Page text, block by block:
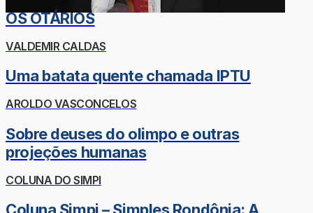
OS OTÁRIOS
VALDEMIR CALDAS
Uma batata quente chamada IPTU
AROLDO VASCONCELOS
Sobre deuses do olimpo e outras
projeções humanas
COLUNA DO SIMPI